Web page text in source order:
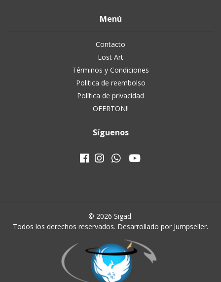
Menú
Contacto
Lost Art
Términos y Condiciones
Politica de reembolso
Política de privacidad
OFERTON!!
Síguenos
© 2026 Sigad.
Todos los derechos reservados. Desarrollado por Jumpseller.